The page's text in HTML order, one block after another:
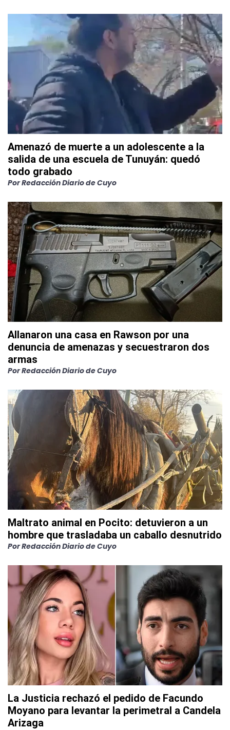
Amenazó de muerte a un adolescente a la
salida de una escuela de Tunuyán: quedó
todo grabado
PorRedacción Diario de Cuyo
Allanaron una casa en Rawson por una
denuncia de amenazas y secuestraron dos
armas
PorRedacción Diario de Cuyo
Maltrato animal en Pocito: detuvieron a un
hombre que trasladaba un caballo desnutrido
PorRedacción Diario de Cuyo
La Justicia rechazó el pedido de Facundo
Moyano para levantar la perimetral a Candela
Arizaga